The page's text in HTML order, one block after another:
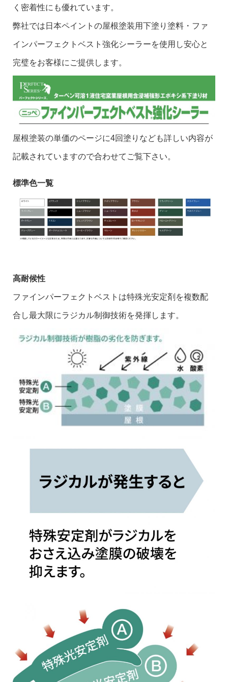
く密着性にも優れています。
弊社では日本ペイントの屋根塗装用下塗り塗料・ファ
インパーフェクトベスト強化シーラーを使用し安心と
完璧をお客様にご提供します。
屋根塗装の単価のページに4回塗りなども詳しい内容が
記載されていますので合わせてご覧下さい。
標準色一覧
高耐候性
ファインパーフェクトベストは特殊光安定剤を複数配
合し最大限にラジカル制御技術を発揮します。